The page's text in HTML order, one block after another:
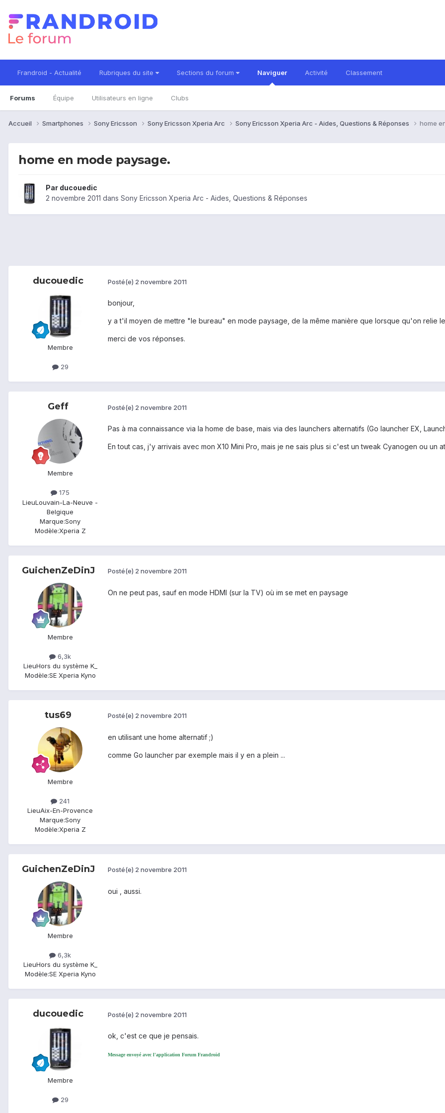
Frandroid - Actualité Rubriques du site Sections du forum Naviguer
Forums Équipe Utilisateurs en ligne Clubs
Activité Classement
Accueil Smartphones Sony Ericsson Sony Ericsson Xperia Arc Sony Ericsson Xperia Arc - Aides, Questions & Réponses home
home en mode paysage.
Par ducouedic
2 novembre 2011 dans Sony Ericsson Xperia Arc - Aides, Questions & Réponses
ducouedic
Membre
29
Posté(e) 2 novembre 2011
bonjour,
y a t'il moyen de mettre "le bureau" en mode paysage, de la même manière que lorsque qu'on relie
merci de vos réponses.
Geff
Membre
175
LieuLouvain-La-Neuve -
Belgique
Marque:Sony
Modèle:Xperia Z
Posté(e) 2 novembre 2011
Pas à ma connaissance via la home de base, mais via des launchers alternatifs (Go launcher EX,
En tout cas, j'y arrivais avec mon X10 Mini Pro, mais je ne sais plus si c'est un tweak Cyanogen ou un
GuichenZeDinJ
Membre
6,3k
LieuHors du système K_
Modèle:SE Xperia Kyno
Posté(e) 2 novembre 2011
On ne peut pas, sauf en mode HDMI (sur la TV) où im se met en paysage
tus69
Membre
241
LieuAix-En-Provence
Marque:Sony
Modèle:Xperia Z
Posté(e) 2 novembre 2011
en utilisant une home alternatif ;)
comme Go launcher par exemple mais il y en a plein ...
GuichenZeDinJ
Membre
6,3k
LieuHors du système K_
Modèle:SE Xperia Kyno
Posté(e) 2 novembre 2011
oui , aussi.
ducouedic
Membre
29
Posté(e) 2 novembre 2011
ok, c'est ce que je pensais.
Message envoyé avec l'application Forum Frandroid